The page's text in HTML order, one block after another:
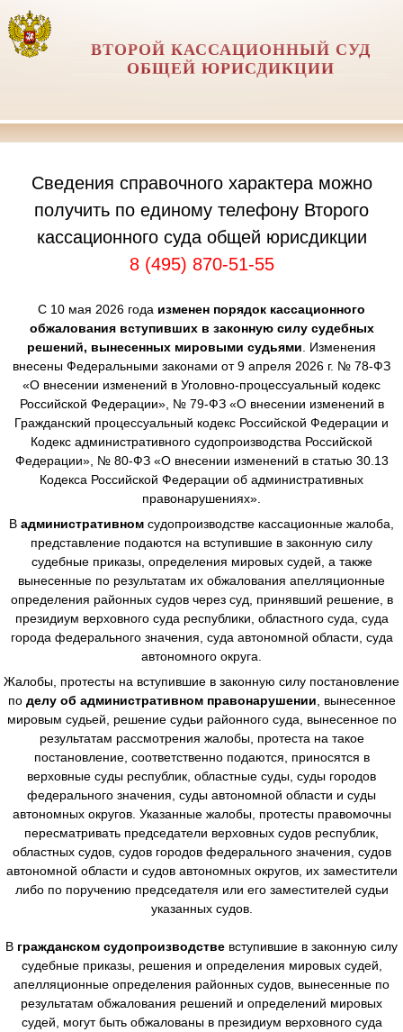
ВТОРОЙ КАССАЦИОННЫЙ СУД
ОБЩЕЙ ЮРИСДИКЦИИ
Сведения справочного характера можно
получить по единому телефону Второго
кассационного суда общей юрисдикции
8 (495) 870-51-55
С 10 мая 2026 года изменен порядок кассационного
обжалования вступивших в законную силу судебных
решений, вынесенных мировыми судьями . Изменения
внесены Федеральными законами от 9 апреля 2026 г. № 78-ФЗ
«О внесении изменений в Уголовно-процессуальный кодекс
Российской Федерации», № 79-ФЗ «О внесении изменений в
Гражданский процессуальный кодекс Российской Федерации и
Кодекс административного судопроизводства Российской
Федерации», № 80-ФЗ «О внесении изменений в статью 30.13
Кодекса Российской Федерации об административных
правонарушениях».
В административном судопроизводстве кассационные жалоба,
представление подаются на вступившие в законную силу
судебные приказы, определения мировых судей, а также
вынесенные по результатам их обжалования апелляционные
определения районных судов через суд, принявший решение, в
президиум верховного суда республики, областного суда, суда
города федерального значения, суда автономной области, суда
автономного округа.
Жалобы, протесты на вступившие в законную силу постановление
по делу об административном правонарушении , вынесенное
мировым судьей, решение судьи районного суда, вынесенное по
результатам рассмотрения жалобы, протеста на такое
постановление, соответственно подаются, приносятся в
верховные суды республик, областные суды, суды городов
федерального значения, суды автономной области и суды
автономных округов. Указанные жалобы, протесты правомочны
пересматривать председатели верховных судов республик,
областных судов, судов городов федерального значения, судов
автономной области и судов автономных округов, их заместители
либо по поручению председателя или его заместителей судьи
указанных судов.
В гражданском судопроизводстве вступившие в законную силу
судебные приказы, решения и определения мировых судей,
апелляционные определения районных судов, вынесенные по
результатам обжалования решений и определений мировых
судей, могут быть обжалованы в президиум верховного суда